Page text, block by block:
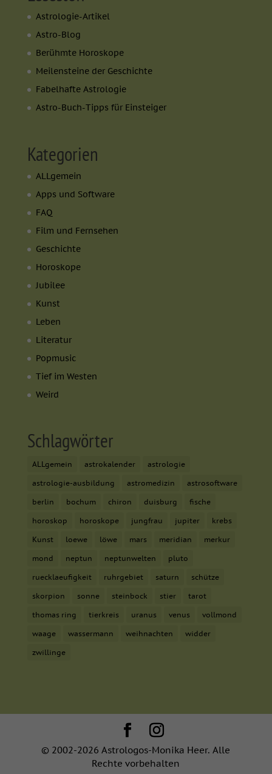
Astrologie-Artikel
Astro-Blog
Berühmte Horoskope
Meilensteine der Geschichte
Fabelhafte Astrologie
Astro-Buch-Tipps für Einsteiger
Kategorien
ALLgemein
Apps und Software
FAQ
Film und Fernsehen
Geschichte
Horoskope
Jubilee
Kunst
Leben
Literatur
Popmusic
Tief im Westen
Weird
Schlagwörter
ALLgemein astrokalender astrologie
astrologie-ausbildung astromedizin astrosoftware
berlin bochum chiron duisburg fische
horoskop horoskope jungfrau jupiter krebs
Kunst loewe löwe mars meridian merkur
mond neptun neptunwelten pluto
ruecklaeufigkeit ruhrgebiet saturn schütze
skorpion sonne steinbock stier tarot
thomas ring tierkreis uranus venus vollmond
waage wassermann weihnachten widder
zwillinge
© 2002-2026 Astrologos-Monika Heer. Alle
Rechte vorbehalten